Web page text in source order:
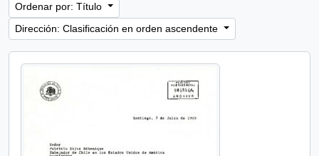
Ordenar por: Título
Dirección: Clasificación en orden ascendente